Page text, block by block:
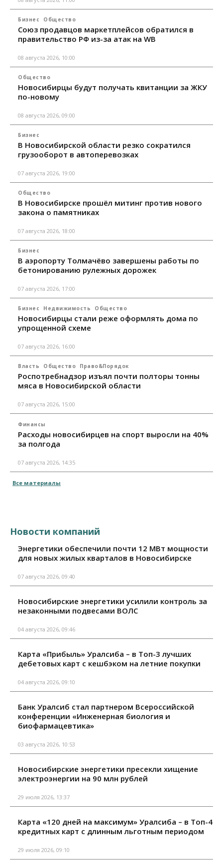
Бизнес Общество
Союз продавцов маркетплейсов обратился в
правительство РФ из-за атак на WB
08 августа 2026, 10:00
Общество
Новосибирцы будут получать квитанции за ЖКУ
по-новому
08 августа 2026, 09:00
Бизнес
В Новосибирской области резко сократился
грузооборот в автоперевозках
07 августа 2026, 19:00
Общество
В Новосибирске прошёл митинг против нового
закона о памятниках
07 августа 2026, 18:00
Бизнес
В аэропорту Толмачёво завершены работы по
бетонированию рулежных дорожек
07 августа 2026, 17:00
Бизнес Недвижимость Общество
Новосибирцы стали реже оформлять дома по
упрощенной схеме
07 августа 2026, 16:00
Власть Общество Право&Порядок
Роспотребнадзор изъял почти полторы тонны
мяса в Новосибирской области
07 августа 2026, 15:00
Финансы
Расходы новосибирцев на спорт выросли на 40%
за полгода
07 августа 2026, 14:35
Все материалы
Новости компаний
Энергетики обеспечили почти 12 МВт мощности
для новых жилых кварталов в Новосибирске
07 августа 2026, 09:40
Новосибирские энергетики усилили контроль за
незаконными подвесами ВОЛС
04 августа 2026, 09:46
Карта «Прибыль» Уралсиба – в Топ-3 лучших
дебетовых карт с кешбэком на летние покупки
04 августа 2026, 09:10
Банк Уралсиб стал партнером Всероссийской
конференции «Инженерная биология и
биофармацевтика»
03 августа 2026, 10:53
Новосибирские энергетики пресекли хищение
электроэнергии на 90 млн рублей
29 июля 2026, 13:37
Карта «120 дней на максимум» Уралсиба – в Топ-4
кредитных карт с длинным льготным периодом
29 июля 2026, 09:10